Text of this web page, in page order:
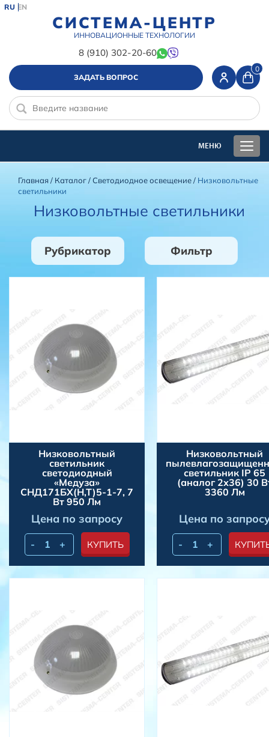
СИСТЕМА-ЦЕНТР
ИННОВАЦИОННЫЕ ТЕХНОЛОГИИ
8 (910) 302-20-60
RU EN
ЗАДАТЬ ВОПРОС
0
Главная / Каталог/Светодиодное освещение/ Низковольтные
светильники
Низковольтные светильники
Рубрикатор Фильтр
Низковольтный
светильник
светодиодный
«Медуза»
СНД171БХ(Н,Т)5-1-7, 7
Вт 950 Лм
Цена по запросу
- + КУПИТЬ
Низковольтный
светильник IP 65
(аналог 2х36) 30
3360 Лм
Цена по
- +